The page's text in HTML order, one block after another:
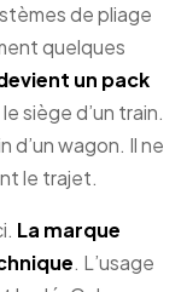
de pliage
quelques
un pack
siège d’un train.
d’un wagon. Il ne
le trajet.
La marque
. L’usage